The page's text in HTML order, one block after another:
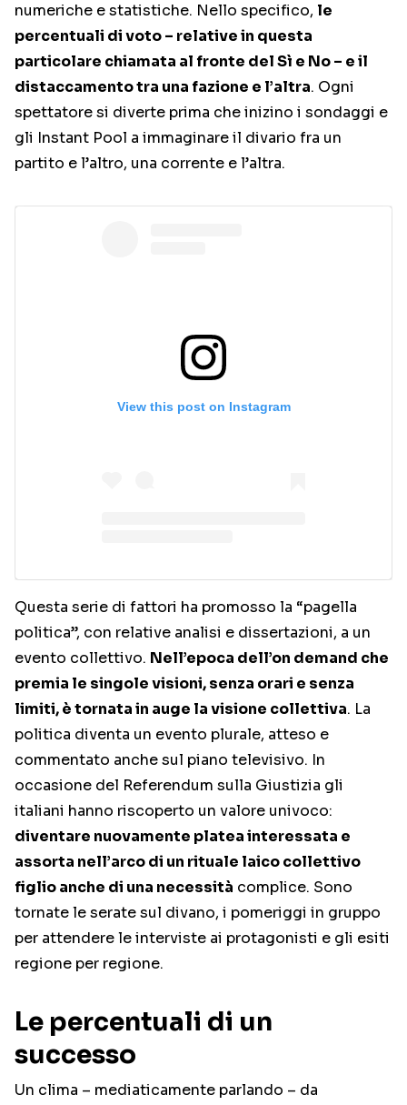
numeriche e statistiche. Nello specifico, le
percentuali di voto – relative in questa
particolare chiamata al fronte del Sì e No – e il
distaccamento tra una fazione e l’altra. Ogni
spettatore si diverte prima che inizino i sondaggi e
gli Instant Pool a immaginare il divario fra un
partito e l’altro, una corrente e l’altra.
View this post on Instagram
Questa serie di fattori ha promosso la “pagella
politica”, con relative analisi e dissertazioni, a un
evento collettivo. Nell’epoca dell’on demand che
premia le singole visioni, senza orari e senza
limiti, è tornata in auge la visione collettiva. La
politica diventa un evento plurale, atteso e
commentato anche sul piano televisivo. In
occasione del Referendum sulla Giustizia gli
italiani hanno riscoperto un valore univoco:
diventare nuovamente platea interessata e
assorta nell’arco di un rituale laico collettivo
figlio anche di una necessità complice. Sono
tornate le serate sul divano, i pomeriggi in gruppo
per attendere le interviste ai protagonisti e gli esiti
regione per regione.
Le percentuali di un
successo
Un clima – mediaticamente parlando – da